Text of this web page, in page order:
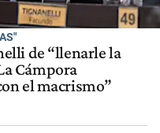
de “llenarle la
Cámpora
el macrismo”